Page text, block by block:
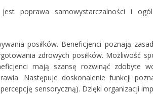
poprawa samowystarczalności i
posiłków. Beneficjenci poznają
zdrowych posiłków. Możliwość
mają szansę rozwinąć zdobyte
Następuje doskonalenie funkcji
sensoryczną). Dzięki organizacji